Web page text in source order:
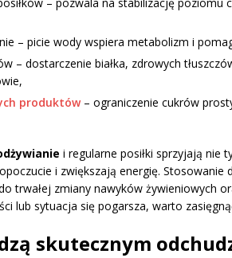
– picie wody wspiera metabolizm i
– dostarczenie białka, zdrowych
produktów– ograniczenie cukrów
i regularne posiłki sprzyjają nie
i zwiększają energię. Stosowanie
trwałej zmiany nawyków żywieniowych
lub sytuacja się pogarsza, warto
skutecznym